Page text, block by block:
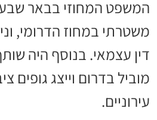
המשפט המחוזי בבאר
משטרתי במחוז הדרומי,
דין עצמאי. בנוסף היה
מוביל בדרום וייצג גופים
עירוניים.